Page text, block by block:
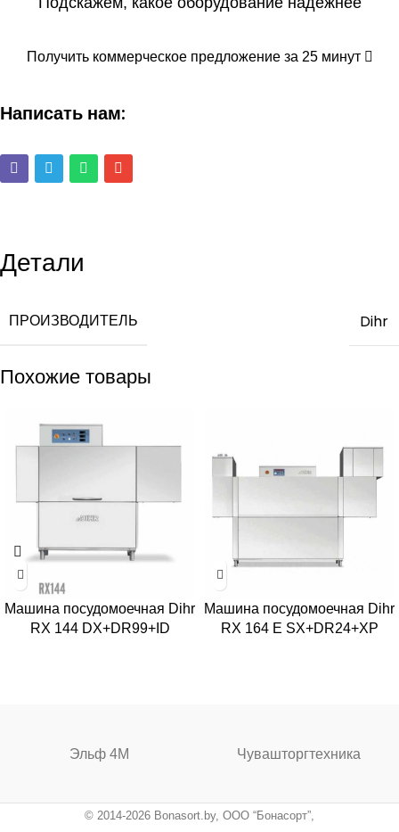
Получить коммерческое предложение за 25 минут
Написать нам:
Детали
ПРОИЗВОДИТЕЛЬ Dihr
Похожие товары
Машина посудомоечная Dihr
RX 144 DX+DR99+ID
Машина посудомоечная Dihr
RX 164 E SX+DR24+XP
Эльф 4М Чувашторгтехника
© 2014-2026 Bonasort.by, ООО “Бонасорт”,